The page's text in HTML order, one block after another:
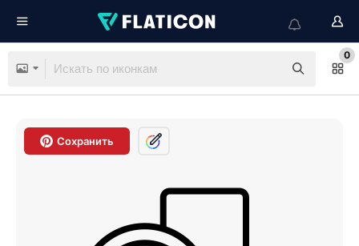
0
Сохранить